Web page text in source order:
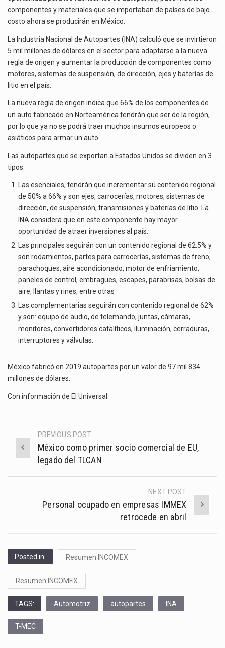
La reforma que reduce la jornada laboral a 40 horas semanales omitió precisar su aplicación…
AUTOPARTES
componentes y materiales que se importaban de países de bajo
costo ahora se producirán en México.
La Industria Nacional de Autopartes (INA) calculó que se invirtieron
5 mil millones de dólares en el sector para adaptarse a la nueva
regla de origen y aumentar la producción de componentes como
motores, sistemas de suspensión, de dirección, ejes y baterías de
litio en el país.
La nueva regla de origen indica que 66% de los componentes de
un auto fabricado en Norteamérica tendrán que ser de la región,
por lo que ya no se podrá traer muchos insumos europeos o
asiáticos para armar un auto.
Las autopartes que se exportan a Estados Unidos se dividen en 3
tipos:
Las esenciales, tendrán que incrementar su contenido regional
de 50% a 66% y son ejes, carrocerías, motores, sistemas de
dirección, de suspensión, transmisiones y baterías de litio. La
INA considera que en este componente hay mayor
oportunidad de atraer inversiones al país.
Las principales seguirán con un contenido regional de 62.5% y
son rodamientos, partes para carrocerías, sistemas de freno,
parachoques, aire acondicionado, motor de enfriamiento,
paneles de control, embragues, escapes, parabrisas, bolsas de
aire, llantas y rines, entre otras
Las complementarias seguirán con contenido regional de 62%
y son: equipo de audio, de telemando, juntas, cámaras,
monitores, convertidores catalíticos, iluminación, cerraduras,
interruptores y válvulas.
México fabricó en 2019 autopartes por un valor de 97 mil 834
millones de dólares.
Con información de El Universal
Post
navigation
PREVIOUS POST
México como primer socio comercial de EU,
legado del TLCAN
NEXT POST
Personal ocupado en empresas IMMEX
retrocede en abril
Posted in: Resumen INCOMEX
Resumen INCOMEX
TAGS: Automotriz autopartes INA
T-MEC